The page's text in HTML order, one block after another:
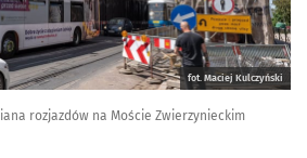
fot. Maciej Kulczyński
rozjazdów na Moście Zwierzynieckim